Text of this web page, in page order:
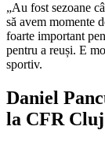
„Au fost sezoane
să avem momente
foarte important
pentru a reuși. E
sportiv.
Daniel
la CFR Cluj